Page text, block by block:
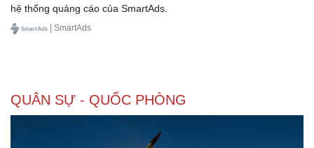
hệ thống quảng cáo của SmartAds.
| SmartAds
QUÂN SỰ - QUỐC PHÒNG